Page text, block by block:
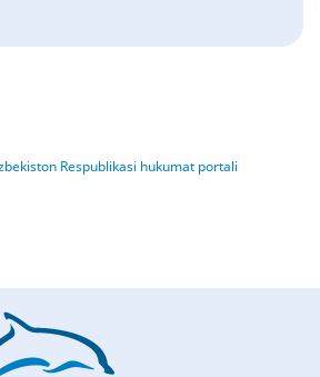
Respublikasi hukumat portali